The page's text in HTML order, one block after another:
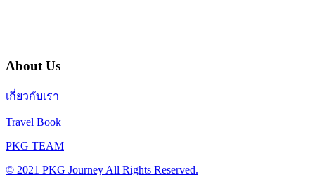
About Us
เกี่ยวกับเรา
Travel Book
PKG TEAM
© 2021 PKG Journey All Rights Reserved.